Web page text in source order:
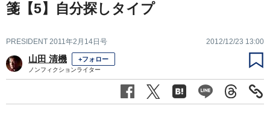
箋【5】自分探しタイプ
PRESIDENT 2011年2月14日号 2012/12/23 13:00
山田 清機 +フォロー
ノンフィクションライター